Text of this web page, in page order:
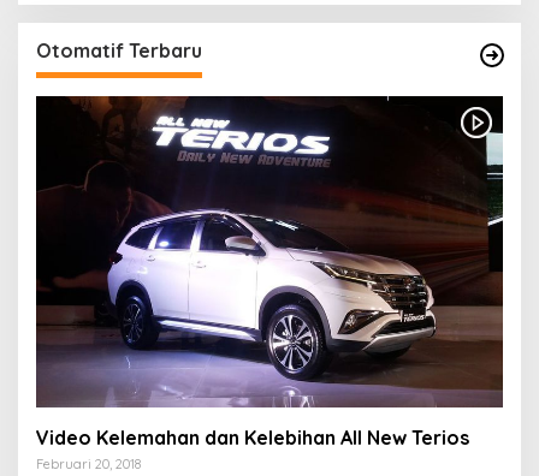
Otomatif Terbaru
Video Kelemahan dan Kelebihan All New Terios
Februari 20, 2018